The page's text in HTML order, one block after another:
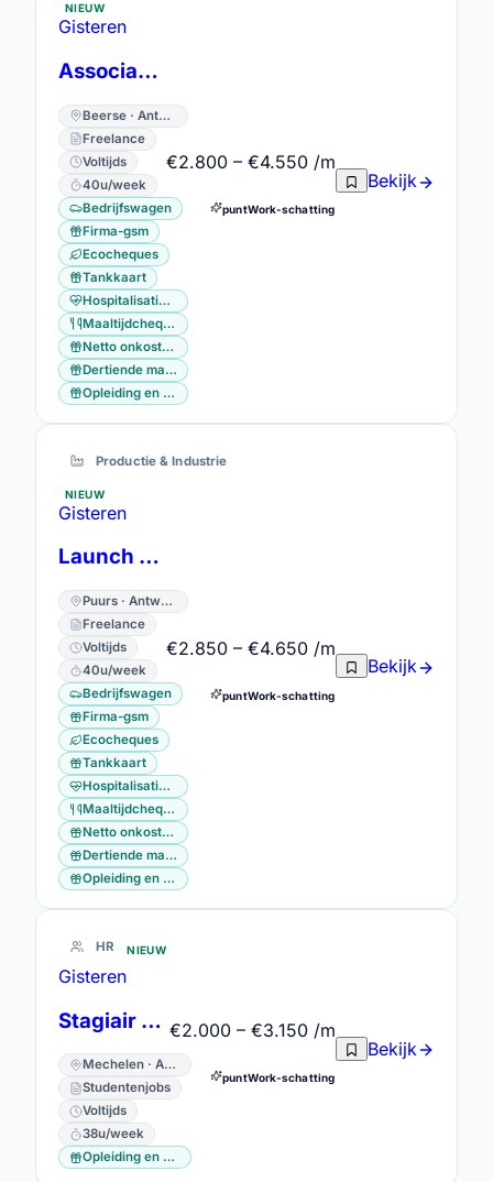
NIEUW
Gisteren
Associate Scientist
Beerse · Antwerpen
Freelance
Voltijds
40u/week
Bedrijfswagen
Firma-gsm
Ecocheques
Tankkaart
Hospitalisatieverzekering
Maaltijdcheques
Netto onkostenvergoeding
Dertiende maand
Opleiding en vorming
€2.800 – €4.550 /m
puntWork-schatting
Bekijk
Productie & Industrie
NIEUW
Gisteren
Launch excellence technician
Puurs · Antwerpen
Freelance
Voltijds
40u/week
Bedrijfswagen
Firma-gsm
Ecocheques
Tankkaart
Hospitalisatieverzekering
Maaltijdcheques
Netto onkostenvergoeding
Dertiende maand
Opleiding en vorming
€2.850 – €4.650 /m
puntWork-schatting
Bekijk
HR NIEUW
Gisteren
Stagiair HR Consultant
Mechelen · Antwerpen
Studentenjobs
Voltijds
38u/week
Opleiding en vorming
€2.000 – €3.150 /m
puntWork-schatting
Bekijk